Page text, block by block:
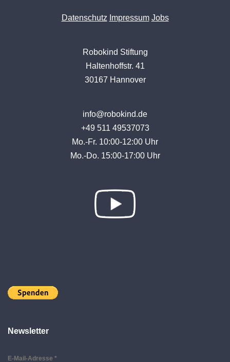
Datenschutz Impressum Jobs
Robokind Stiftung
Haltenhoffstr. 41
30167 Hannover
info@robokind.de
+49 511 49537073
Mo.-Fr. 10:00-12:00 Uhr
Mo.-Do. 15:00-17:00 Uhr
Newsletter
E-Mail-Adresse *